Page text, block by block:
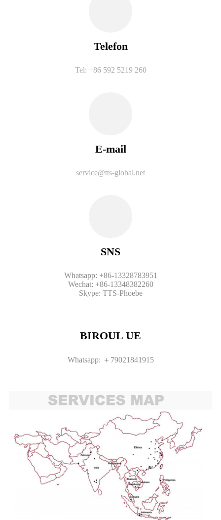
Telefon
Tel: +86 592 5219 260
E-mail
service@tts-global.net
SNS
Whatsapp: +86-13328783951
Wechat: +86-13348382260
Skype: TTS-Phoebe
BIROUL UE
Whatsapp: ＋79021841915